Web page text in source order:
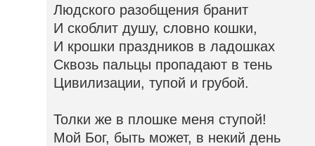
Людского разобщения бранит
И скоблит душу, словно кошки,
И крошки праздников в ладошках
Сквозь пальцы пропадают в тень
Цивилизации, тупой и грубой.
Толки же в плошке меня ступой!
Мой Бог, быть может, в некий день